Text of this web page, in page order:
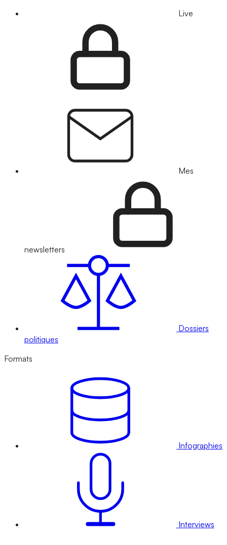
Live
Mes
newsletters
Dossiers
politiques
Formats
Infographies
Interviews